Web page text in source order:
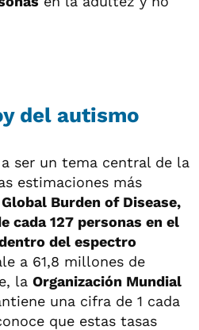
del autismo
ser un tema central de la
estimaciones más
Global Burden of Disease,
cada 127 personas en el
del espectro
a 61,8 millones de
la Organización Mundial
una cifra de 1 cada
que estas tasas